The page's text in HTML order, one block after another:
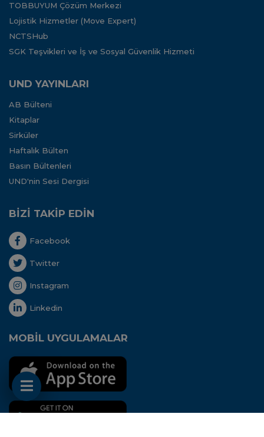
TOBBUYUM Çözüm Merkezi
Lojistik Hizmetler (Move Expert)
NCTSHub
SGK Teşvikleri ve İş ve Sosyal Güvenlik Hizmeti
UND YAYINLARI
AB Bülteni
Kitaplar
Sirküler
Haftalık Bülten
Basın Bültenleri
UND'nin Sesi Dergisi
BİZİ TAKİP EDİN
Facebook
Twitter
Instagram
Linkedin
MOBİL UYGULAMALAR